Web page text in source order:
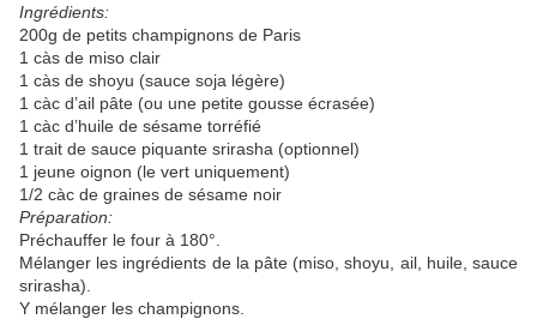
Ingrédients:
200g de petits champignons de Paris
1 càs de miso clair
1 càs de shoyu (sauce soja légère)
1 càc d’ail pâte (ou une petite gousse écrasée)
1 càc d’huile de sésame torréfié
1 trait de sauce piquante srirasha (optionnel)
1 jeune oignon (le vert uniquement)
1/2 càc de graines de sésame noir
Préparation:
Préchauffer le four à 180°.
Mélanger les ingrédients de la pâte (miso, shoyu, ail, huile, sauce
srirasha).
Y mélanger les champignons.